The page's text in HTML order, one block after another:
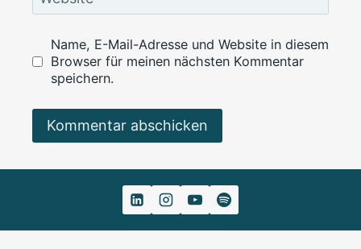
Name, E-Mail-Adresse und Website in diesem
Browser für meinen nächsten Kommentar
speichern.
Alternative: